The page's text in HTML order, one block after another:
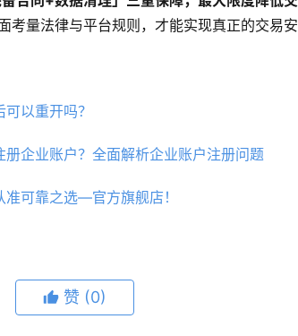
考量法律与平台规则，才能实现真正的交易
以重开吗？
企业账户？全面解析企业账户注册问题
可靠之选—官方旗舰店！
赞 (0)